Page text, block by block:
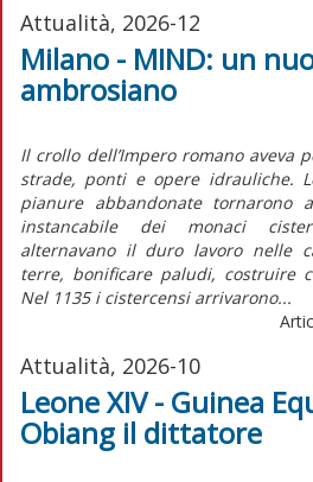
Attualità, 2026-12
Milano - MIND: un
ambrosiano
Il crollo dell’Impero romano aveva
strade, ponti e opere idrauliche.
pianure abbandonate tornarono
instancabile dei monaci
alternavano il duro lavoro nelle
terre, bonificare paludi, costruire
Nel 1135 i cistercensi arrivarono...
Attualità, 2026-10
Leone XIV - Guinea
Obiang il dittatore